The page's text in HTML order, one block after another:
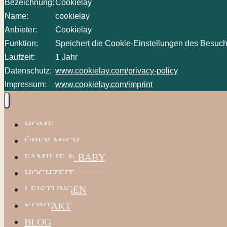
Bezeichnung:Cookielay
Name:
cookielay
Anbieter:
Cookielay
Funktion:
Speichert die Cookie-Einstellungen des
Laufzeit:
1 Jahr
Datenschutz: www.cookielay.com/privacy-policy
Impressum:
www.cookielay.com/imprint
HOME
ÜBER MICH
FAMILIE & BABY
HOCHZEIT
LEISTUNGEN
KONTAKT
BLOG